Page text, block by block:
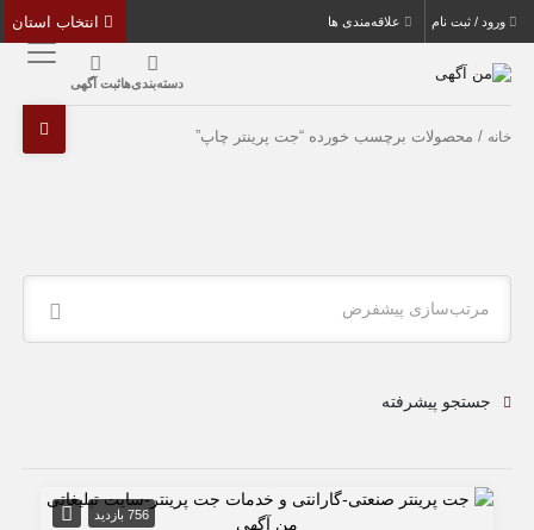
ورود / ثبت نام علاقه‌مندی ها
دسته‌بندی‌هاثبت آگهی
خانه / محصولات برچسب خورده “جت پرینتر چاپ”
مرتب‌سازی پیشفرض
جستجو پیشرفته
756 بازدید